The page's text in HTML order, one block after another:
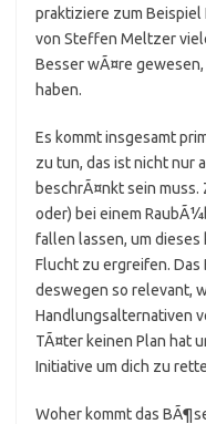
praktiziere zum Beispiel
von Steffen Meltzer
Besser wÃ¤re
haben.
Es kommt insgesamt
zu tun, das ist nicht nur
beschrÃ¤nkt sein muss.
oder) bei einem
fallen lassen, um
Flucht zu ergreifen.
deswegen so relevant,
Handlungsalternativen
TÃ¤ter keinen Plan hat
Initiative um dich zu
Woher kommt das